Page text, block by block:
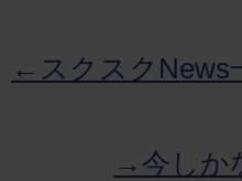
←スクスクNews
→今しか